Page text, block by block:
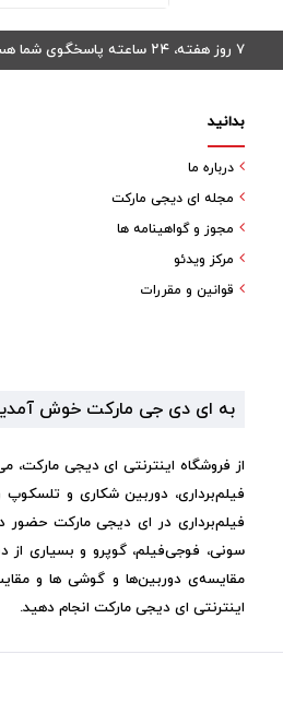
۷ روز هفته، ۲۴ ساعته پاسخگوی شما هستیم
بدانید
درباره ما
مجله ای دیجی مارکت
مجوز و گواهینامه ها
مرکز ویدئو
قوانین و مقررات
به ای دی جی مارکت خوش
از فروشگاه اینترنتی ای دیجی مارکت،
فیلم‌برداری، دوربین شکاری و
فیلم‌برداری در ای دیجی مارکت حضور
سونی، فوجی‌فیلم، گوپرو و بسیاری از
مقایسه‌ی دوربین‌ها و گوشی ها و
اینترنتی ای دیجی مارکت انجام دهید.